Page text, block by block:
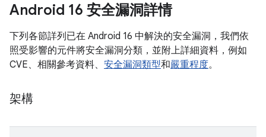
Android 16 安全漏洞詳情
下列各節詳列已在 Android 16 中解決的安全漏洞，我們依
照受影響的元件將安全漏洞分類，並附上詳細資料，例如
CVE、相關參考資料、 安全漏洞類型和嚴重程度。
架構